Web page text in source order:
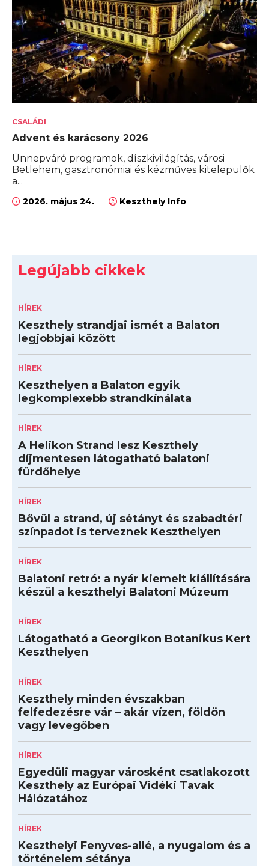
CSALÁDI
Advent és karácsony 2026
Ünnepváró programok, díszkivilágítás, városi
Betlehem, gasztronómiai és kézműves kitelepülők
a...
2026. május 24. Keszthely Info
Legújabb cikkek
HÍREK
Keszthely strandjai ismét a Balaton
legjobbjai között
HÍREK
Keszthelyen a Balaton egyik
legkomplexebb strandkínálata
HÍREK
A Helikon Strand lesz Keszthely
díjmentesen látogatható balatoni
fürdőhelye
HÍREK
Bővül a strand, új sétányt és szabadtéri
színpadot is terveznek Keszthelyen
HÍREK
Balatoni retró: a nyár kiemelt kiállítására
készül a keszthelyi Balatoni Múzeum
HÍREK
Látogatható a Georgikon Botanikus Kert
Keszthelyen
HÍREK
Keszthely minden évszakban
felfedezésre vár – akár vízen, földön
vagy levegőben
HÍREK
Egyedüli magyar városként csatlakozott
Keszthely az Európai Vidéki Tavak
Hálózatához
HÍREK
Keszthelyi Fenyves-allé, a nyugalom és a
történelem sétánya